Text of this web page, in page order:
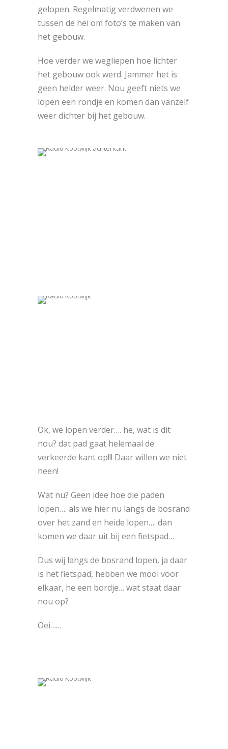
gelopen. Regelmatig verdwenen we
tussen de hei om foto’s te maken van
het gebouw.
Hoe verder we wegliepen hoe lichter
het gebouw ook werd. Jammer het is
geen helder weer. Nou geeft niets we
lopen een rondje en komen dan vanzelf
weer dichter bij het gebouw.
Ok, we lopen verder…. he, wat is dit
nou? dat pad gaat helemaal de
verkeerde kant op!!! Daar willen we niet
heen!
Wat nu? Geen idee hoe die paden
lopen…. als we hier nu langs de bosrand
over het zand en heide lopen…. dan
komen we daar uit bij een fietspad…
Dus wij langs de bosrand lopen, ja daar
is het fietspad, hebben we mooi voor
elkaar, he een bordje… wat staat daar
nou op?
Oei……